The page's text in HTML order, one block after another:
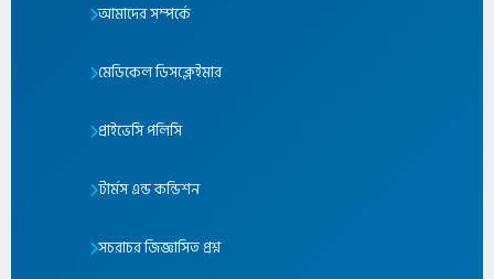
আমাদের সম্পর্কে
মেডিকেল ডিসক্লেইমার
প্রাইভেসি পলিসি
টার্মস এন্ড কন্ডিশন
সচরাচর জিজ্ঞাসিত প্রশ্ন